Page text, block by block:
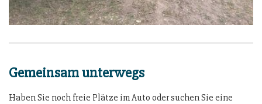
Gemeinsam unterwegs
Haben Sie noch freie Plätze im Auto oder suchen Sie eine